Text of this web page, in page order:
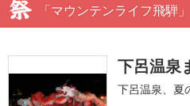
「マウンテンライフ飛騨
下呂温泉
下呂温泉、夏